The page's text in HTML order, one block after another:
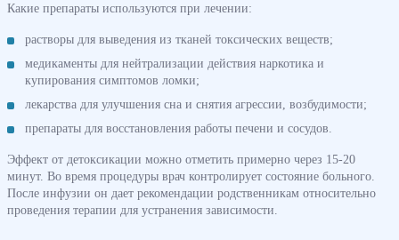
Какие препараты используются при лечении:
растворы для выведения из тканей токсических веществ;
медикаменты для нейтрализации действия наркотика и
купирования симптомов ломки;
лекарства для улучшения сна и снятия агрессии, возбудимости;
препараты для восстановления работы печени и сосудов.
Эффект от детоксикации можно отметить примерно через 15-20
минут. Во время процедуры врач контролирует состояние больного.
После инфузии он дает рекомендации родственникам относительно
проведения терапии для устранения зависимости.